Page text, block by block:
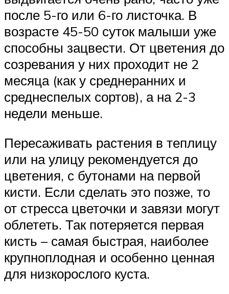
после 5-го или 6-го листочка. В
возрасте 45-50 суток малыши уже
способны зацвести. От цветения до
созревания у них проходит не 2
месяца (как у среднеранних и
среднеспелых сортов), а на 2-3
недели меньше.
Пересаживать растения в теплицу
или на улицу рекомендуется до
цветения, с бутонами на первой
кисти. Если сделать это позже, то
от стресса цветочки и завязи могут
облететь. Так потеряется первая
кисть – самая быстрая, наиболее
крупноплодная и особенно ценная
для низкорослого куста.